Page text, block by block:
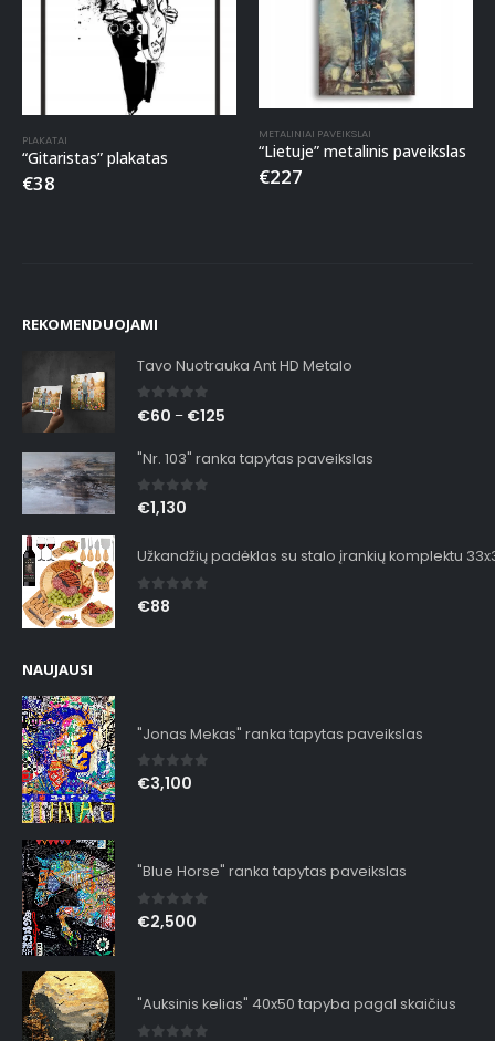
PLAKATAI
“Gitaristas” plakatas
€38
METALINIAI PAVEIKSLAI
“Lietuje” metalinis paveikslas
€227
REKOMENDUOJAMI
Tavo Nuotrauka Ant HD Metalo
0out of 5
€60 – €125
"Nr. 103" ranka tapytas paveikslas
0out of 5
€1,130
Užkandžių padėklas su stalo įrankių komplektu
0out of 5
€88
NAUJAUSI
"Jonas Mekas" ranka tapytas paveikslas
0out of 5
€3,100
"Blue Horse" ranka tapytas paveikslas
0out of 5
€2,500
"Auksinis kelias" 40x50 tapyba pagal skaičius